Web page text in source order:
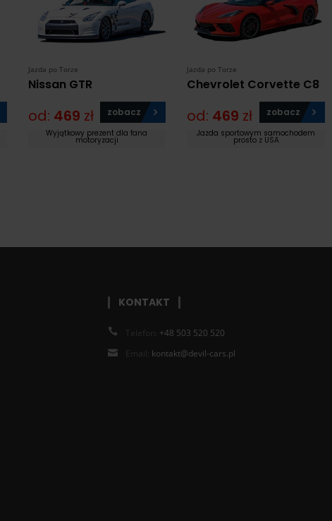
Jazda po Torze
Nissan GTR
od: 469 zł zobacz
Wyjątkowy prezent dla fana
motoryzacji
Jazda po Torze
Chevrolet Corvette C8
od: 469 zł zobacz
Jazda sportowym samochodem
prosto z USA
KONTAKT
Telefon: +48 503 520 520
Email: kontakt@devil-cars.pl